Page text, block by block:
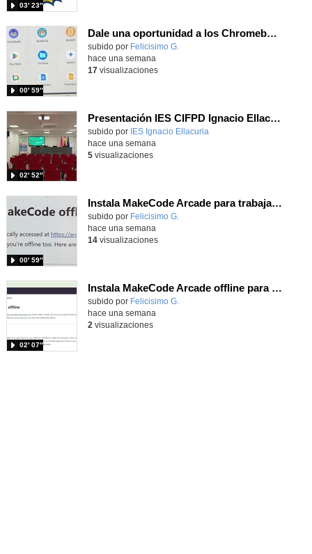
03′ 23″
Dale una oportunidad a los Chromebooks y utiliza un proyector para realizar talleres si no tienes pantallas táctiles
Contenido educativo.
subido por Felicisimo G.
00′ 59″
hace una semana
17visualizaciones
Presentación IES CIFPD Ignacio Ellacuría
Contenido educativo.
subido por IES Ignacio Ellacuria
02′ 52″
hace una semana
5visualizaciones
Instala MakeCode Arcade para trabajar offline en tu tablet, ordenador, Chromebook
Contenido educativo.
subido por Felicisimo G.
00′ 59″
hace una semana
14visualizaciones
Instala MakeCode Arcade offline para programar grandes juegos sin necesidad de Internet
Contenido educativo.
subido por Felicisimo G.
02′ 07″
hace una semana
2 visualizaciones